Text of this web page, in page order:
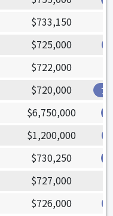
$733,150
$725,000
$722,000
$720,000 ア
$6,750,000
$1,200,000
$730,250
$727,000
$726,000